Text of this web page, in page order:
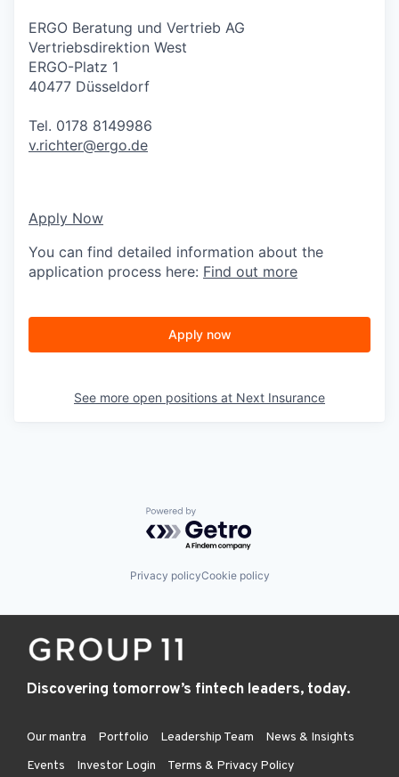
ERGO Beratung und Vertrieb AG
Vertriebsdirektion West
ERGO-Platz 1
40477 Düsseldorf
Tel. 0178 8149986
v.richter@ergo.de
Apply Now
You can find detailed information about the
application process here: Find out more
Apply now
See more open positions at Next Insurance
Powered by Getro.com
Privacy policyCookie policy
Discovering tomorrow’s fintech leaders, today.
Our mantra Portfolio Leadership Team
News & Insights
Events
Investor Login Terms & Privacy Policy